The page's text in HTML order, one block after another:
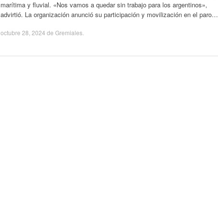
marítima y fluvial. «Nos vamos a quedar sin trabajo para los argentinos»,
advirtió. La organización anunció su participación y movilización en el paro…
octubre 28, 2024 de Gremiales